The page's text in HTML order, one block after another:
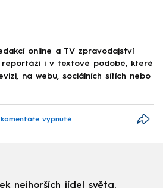
online a TV zpravodajství
reportáží i v textové podobě, které
na webu, sociálních sítích nebo
vypnuté
nejhorších jídel světa.